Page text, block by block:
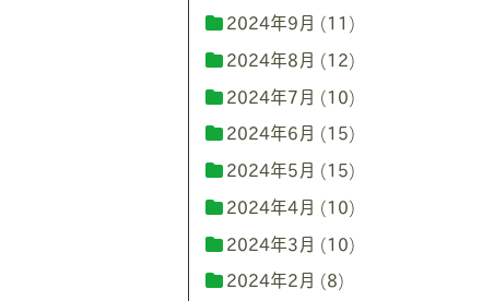
2024年9月 (11)
2024年8月 (12)
2024年7月 (10)
2024年6月 (15)
2024年5月 (15)
2024年4月 (10)
2024年3月 (10)
2024年2月 (8)